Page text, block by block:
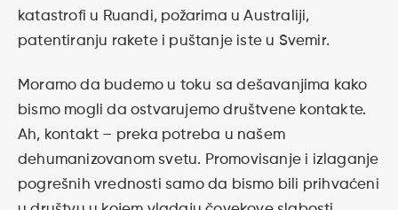
katastrofi u Ruandi, požarima u Australiji,
patentiranju rakete i puštanje iste u Svemir.
Moramo da budemo u toku sa dešavanjima kako
bismo mogli da ostvarujemo društvene kontakte.
Ah, kontakt – preka potreba u našem
dehumanizovanom svetu. Promovisanje i izlaganje
pogrešnih vrednosti samo da bismo bili prihvaćeni